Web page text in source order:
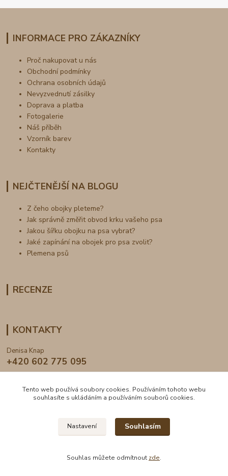
INFORMACE PRO ZÁKAZNÍKY
Proč nakupovat u nás
Obchodní podmínky
Ochrana osobních údajů
Nevyzvednutí zásilky
Doprava a platba
Fotogalerie
Náš příběh
Vzorník barev
Kontakty
NEJČTENĚJŠÍ NA BLOGU
Z čeho obojky pleteme?
Jak správně změřit obvod krku vašeho psa
Jakou šířku obojku na psa vybrat?
Jaké zapínání na obojek pro psa zvolit?
Plemena psů
RECENZE
KONTAKTY
Denisa Knap
+420 602 775 095
2024 © DogDen.cz, všechna práva vyhrazena
Tento web používá soubory cookies. Používáním tohoto webu
souhlasíte s ukládáním a používáním souborů cookies.
Nastavení Souhlasím
Souhlas můžete odmítnout zde.